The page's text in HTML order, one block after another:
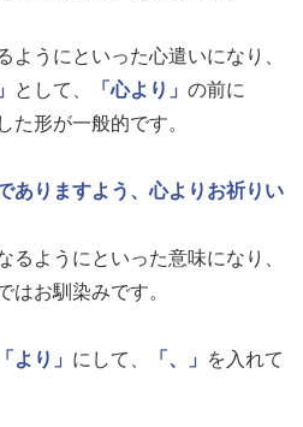
ようにといった心遣いになり、
として、 「心より」 の前に
た形が一般的です。
ありますよう、心よりお祈りい
るようにといった意味になり、
はお馴染みです。
「より」 にして、 「、」
を入れて